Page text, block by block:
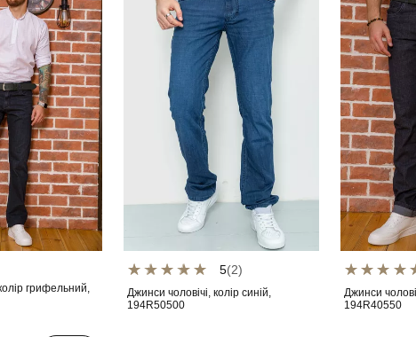
грифельний,
5(2)
Джинси чоловічі, колір синій,
194R50500
Джинси
194R40550